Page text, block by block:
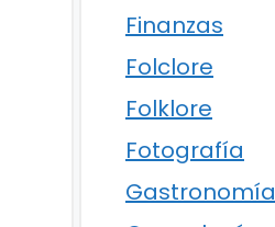
Finanzas
Folclore
Folklore
Fotografía
Gastronomía